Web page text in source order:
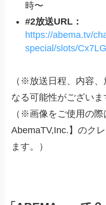
時〜
#2放送URL：
https://abema.tv/
special/slots/
（※放送日程、内容
なる可能性がございま
（※画像をご使用の際
AbemaTV,Inc.】のク
ます。）